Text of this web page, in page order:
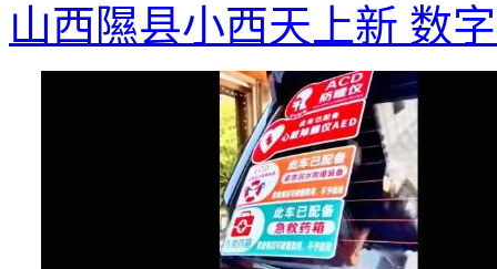
山西隰县小西天上新 数